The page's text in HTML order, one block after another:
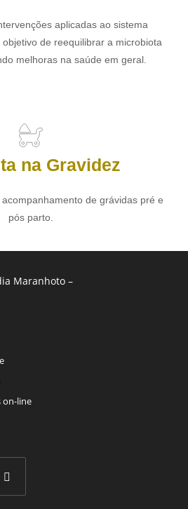
aplicadas ao sistema
de reequilibrar a microbiota
melhoras na saúde em geral.
na Gravidez
de grávidas pré e
pós parto.
on-line